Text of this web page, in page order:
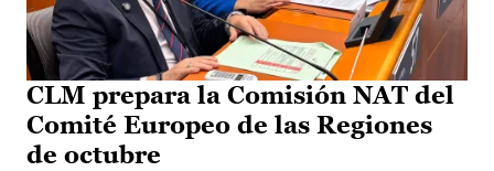
CLM prepara la Comisión NAT del
Comité Europeo de las Regiones
de octubre